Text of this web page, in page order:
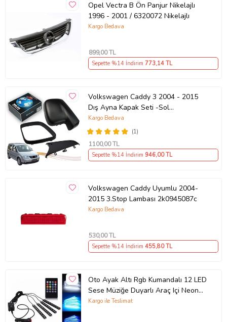
Opel Vectra B Ön Panjur Nikelajlı
1996 - 2001 / 6320072 Nikelajlı
Kargo Bedava
899,00 TL
Sepette %14 İndirim 773,14 TL
Volkswagen Caddy 3 2004 - 2015
Dış Ayna Kapak Seti -Sol
7E18575289 B9
(1)
Kargo Bedava
1100,00 TL
Sepette %14 İndirim 946,00 TL
Volkswagen Caddy Uyumlu 2004-
2015 3.Stop Lambası 2k0945087c
Kargo Bedava
530,00 TL
Sepette %14 İndirim 455,80 TL
Oto Ayak Altı Rgb Kumandalı 12 LED
Sese Müziğe Duyarlı Araç Içi Neon
LED
Kargo ile Teslimat